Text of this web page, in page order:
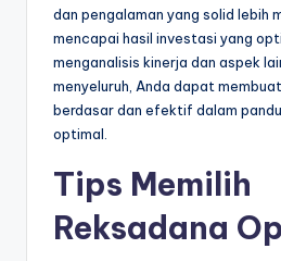
dan pengalaman yang solid lebih
mencapai hasil investasi yang
menganalisis kinerja dan aspek
menyeluruh, Anda dapat
berdasar dan efektif dalam
optimal.
Tips Memilih
Reksadana